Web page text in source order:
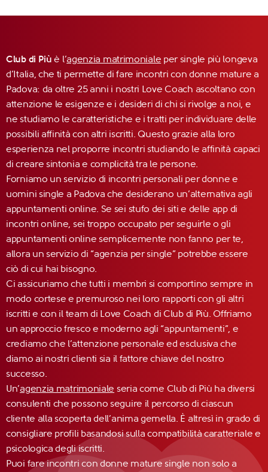
Club di Più è l’agenzia matrimoniale per single più longeva
d’Italia, che ti permette di fare incontri con donne mature a
Padova: da oltre 25 anni i nostri Love Coach ascoltano con
attenzione le esigenze e i desideri di chi si rivolge a noi, e
ne studiamo le caratteristiche e i tratti per individuare delle
possibili affinità con altri iscritti. Questo grazie alla loro
esperienza nel proporre incontri studiando le affinità capaci
di creare sintonia e complicità tra le persone.
Forniamo un servizio di incontri personali per donne e
uomini single a Padova che desiderano un’alternativa agli
appuntamenti online. Se sei stufo dei siti e delle app di
incontri online, sei troppo occupato per seguirle o gli
appuntamenti online semplicemente non fanno per te,
allora un servizio di “agenzia per single” potrebbe essere
ciò di cui hai bisogno.
Ci assicuriamo che tutti i membri si comportino sempre in
modo cortese e premuroso nei loro rapporti con gli altri
iscritti e con il team di Love Coach di Club di Più. Offriamo
un approccio fresco e moderno agli “appuntamenti”, e
crediamo che l’attenzione personale ed esclusiva che
diamo ai nostri clienti sia il fattore chiave del nostro
successo.
Un’agenzia matrimoniale seria come Club di Più ha diversi
consulenti che possono seguire il percorso di ciascun
cliente alla scoperta dell’anima gemella. È altresì in grado di
consigliare profili basandosi sulla compatibilità caratteriale e
psicologica degli iscritti.
Puoi fare incontri con donne mature single non solo a